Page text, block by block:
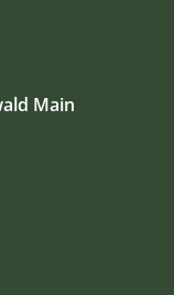
Main